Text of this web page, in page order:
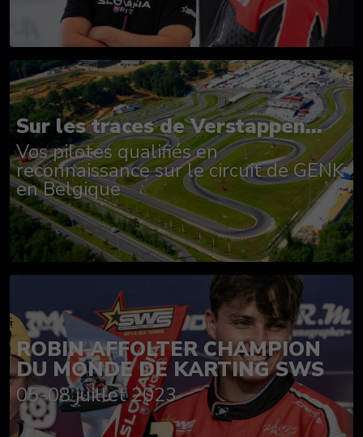
Sur les traces de Verstappen...
Vos pilotes qualifiés en
reconnaissance sur le circuit de GENK
en Belgique
ROBIN AFFOLTER CHAMPION
DU MONDE DE KARTING SWS
05-08 juillet 2023